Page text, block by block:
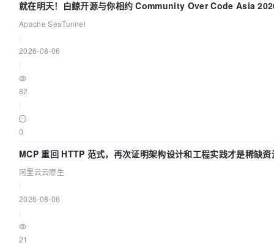
就在明天！白鲸开源与你相约 Community Over Code Asia
题演讲！
Apache SeaTunnel
2026-08-06
82
0
MCP 重回 HTTP 范式，再次证明架构设计和工程实践才是稀缺资
阿里云云原生
2026-08-06
21